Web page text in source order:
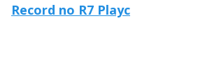
Record no R7 Playc